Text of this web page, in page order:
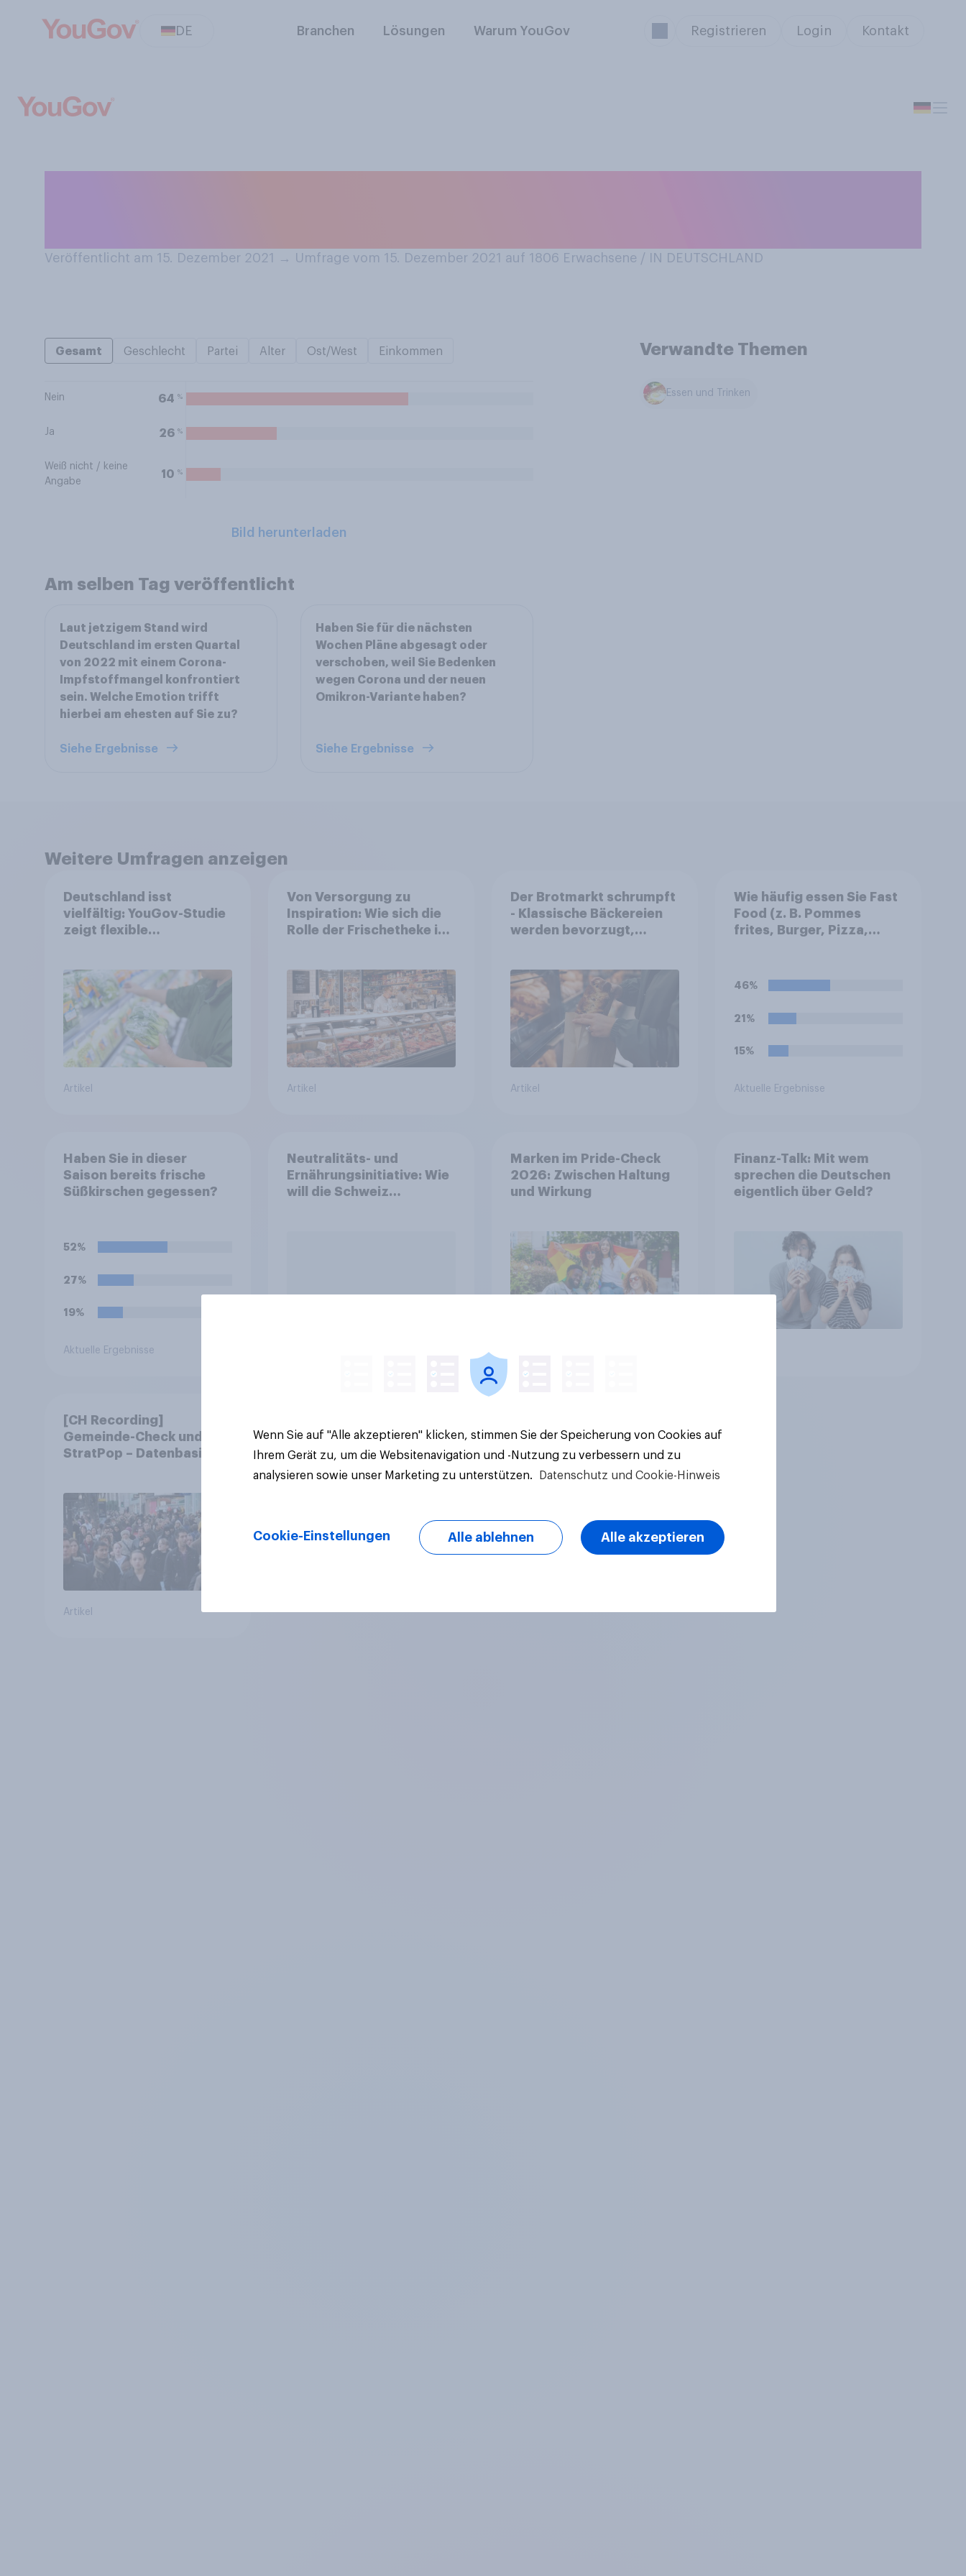
DE Branchen Lösungen Warum YouGov Registrieren Login Kontakt
Veröffentlicht am 15. Dezember 2021 → Umfrage vom 15. Dezember 2021 auf 1806 Erwachsene / IN DEUTSCHLAND
Gesamt Geschlecht Partei Alter Ost/West Einkommen
Nein 64 %
Ja 26 %
Weiß nicht / keine
Angabe
10 %
Bild herunterladen
Verwandte Themen
Essen und Trinken
Am selben Tag veröffentlicht
Laut jetzigem Stand wird
Deutschland im ersten Quartal
von 2022 mit einem Corona-
Impfstoffmangel konfrontiert
sein. Welche Emotion trifft
hierbei am ehesten auf Sie zu?
Siehe Ergebnisse
Haben Sie für die nächsten
Wochen Pläne abgesagt oder
verschoben, weil Sie Bedenken
wegen Corona und der neuen
Omikron-Variante haben?
Siehe Ergebnisse
Weitere Umfragen anzeigen
Deutschland isst
vielfältig: YouGov-Studie
zeigt flexible
Artikel
Von Versorgung zu
Inspiration: Wie sich die
Rolle der Frischetheke im
Artikel
Der Brotmarkt schrumpft
- Klassische Bäckereien
werden bevorzugt,
Backstationen
Artikel
Wie häufig essen Sie Fast
Food (z. B. Pommes
frites, Burger, Pizza,
46%
21%
15%
Aktuelle Ergebnisse
Haben Sie in dieser
Saison bereits frische
Süßkirschen gegessen?
52%
27%
19%
Aktuelle Ergebnisse
Neutralitäts- und
Ernährungsinitiative: Wie
will die Schweiz
Marken im Pride-Check
2026: Zwischen Haltung
und Wirkung
Finanz-Talk: Mit wem
sprechen die Deutschen
eigentlich über Geld?
[CH Recording]
Gemeinde-Check und
StratPop – Datenbasierte
Artikel
Wenn Sie auf "Alle akzeptieren" klicken, stimmen Sie der Speicherung von Cookies auf
Ihrem Gerät zu, um die Websitenavigation und -Nutzung zu verbessern und zu
analysieren sowie unser Marketing zu unterstützen.
Datenschutz und Cookie-Hinweis
Cookie-Einstellungen Alle ablehnen Alle akzeptieren